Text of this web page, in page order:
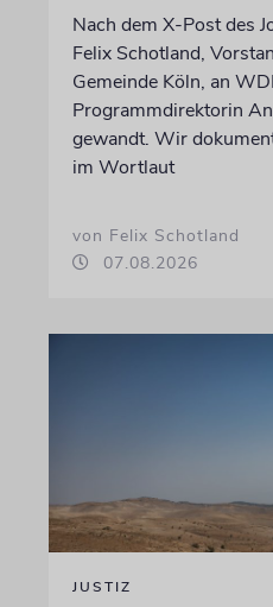
Nach dem X-Post des
Felix Schotland,
Gemeinde Köln, an
Programmdirektorin
gewandt. Wir
im Wortlaut
von Felix Schotland
07.08.2026
JUSTIZ